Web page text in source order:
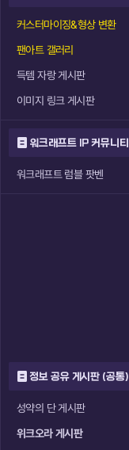
커스터마이징&형상 변환
팬아트 갤러리
득템 자랑 게시판
이미지 링크 게시판
워크래프트 IP 커뮤니티
워크래프트 럼블 팟벤
정보 공유 게시판 (공통)
성약의 단 게시판
위크오라 게시판